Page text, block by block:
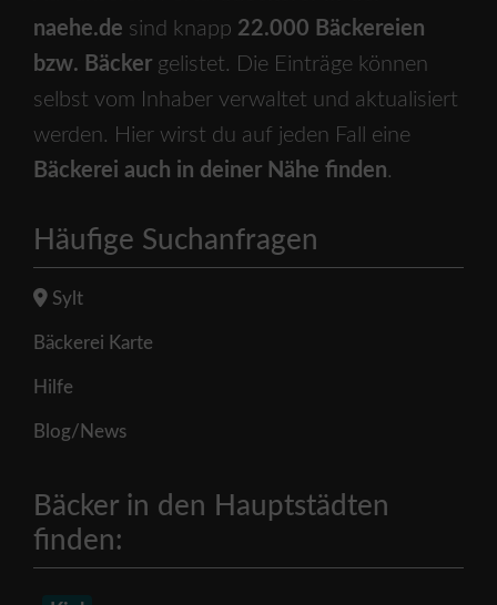
naehe.de sind knapp 22.000 Bäckereien
bzw. Bäcker gelistet. Die Einträge können
selbst vom Inhaber verwaltet und aktualisiert
werden. Hier wirst du auf jeden Fall eine
Bäckerei auch in deiner Nähe finden.
Häufige Suchanfragen
Sylt
Bäckerei Karte
Hilfe
Blog/News
Bäcker in den Hauptstädten
finden: